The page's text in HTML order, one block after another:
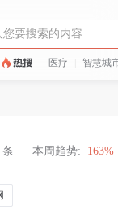
医疗 智慧城
条 本周趋势: 163%